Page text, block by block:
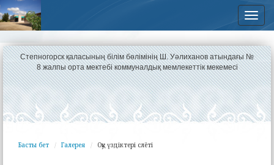
Степногорск қаласының білім бөлімінің Ш. Уәлиханов атындағы №
8 жалпы орта мектебі коммуналдық мемлекеттік мекемесі
Басты бет Галерея Оқу үздіктері слёті